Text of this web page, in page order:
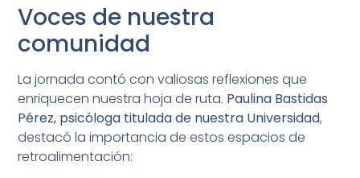
Voces de nuestra
comunidad
La jornada contó con valiosas reflexiones que
enriquecen nuestra hoja de ruta. Paulina Bastidas
Pérez, psicóloga titulada de nuestra Universidad,
destacó la importancia de estos espacios de
retroalimentación: